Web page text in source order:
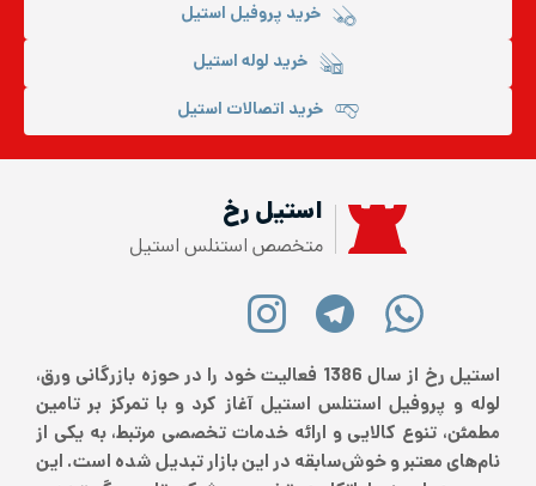
خرید پروفیل استیل
خرید لوله استیل
خرید اتصالات استیل
استیل رخ
متخصص استنلس استیل
استیل رخ از سال 1386 فعالیت خود را در حوزه بازرگانی ورق،
لوله و پروفیل استنلس استیل آغاز کرد و با تمرکز بر تامین
مطمئن، تنوع کالایی و ارائه خدمات تخصصی مرتبط، به یکی از
نام‌های معتبر و خوش‌سابقه در این بازار تبدیل شده است. این